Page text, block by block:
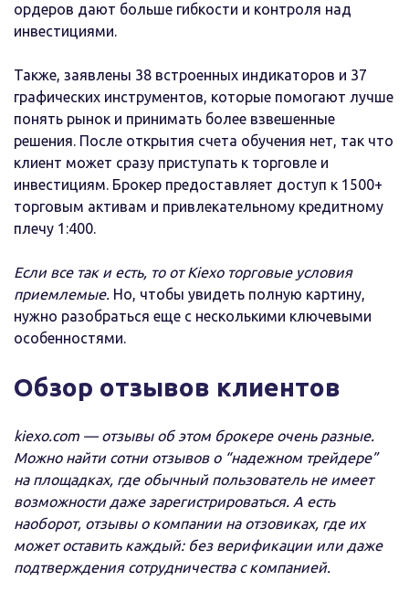
ордеров дают больше гибкости и контроля над
инвестициями.
Также, заявлены 38 встроенных индикаторов и 37
графических инструментов, которые помогают лучше
понять рынок и принимать более взвешенные
решения. После открытия счета обучения нет, так что
клиент может сразу приступать к торговле и
инвестициям. Брокер предоставляет доступ к 1500+
торговым активам и привлекательному кредитному
плечу 1:400.
Если все так и есть, то от Kiexo торговые условия
приемлемые. Но, чтобы увидеть полную картину,
нужно разобраться еще с несколькими ключевыми
особенностями.
Обзор отзывов клиентов
kiexo.com — отзывы об этом брокере очень разные.
Можно найти сотни отзывов о “надежном трейдере”
на площадках, где обычный пользователь не имеет
возможности даже зарегистрироваться. А есть
наоборот, отзывы о компании на отзовиках, где их
может оставить каждый: без верификации или даже
подтверждения сотрудничества с компанией.